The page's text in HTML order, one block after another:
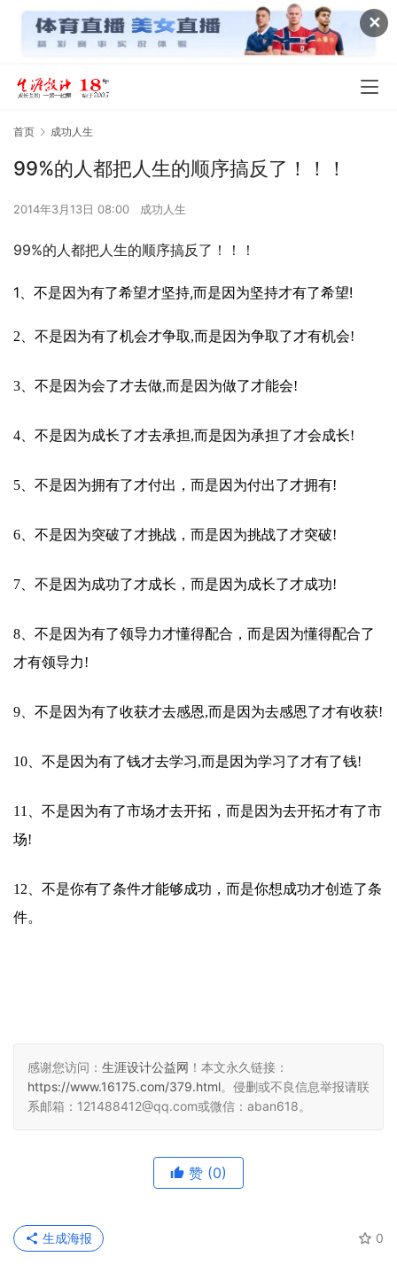
✕
首页 成功人生
99%的人都把人生的顺序搞反了！！！
2014年3月13日 08:00 成功人生
99%的人都把人生的顺序搞反了！！！
1、不是因为有了希望才坚持,而是因为坚持才有了希望!
2、不是因为有了机会才争取,而是因为争取了才有机会!
3、不是因为会了才去做,而是因为做了才能会!
4、不是因为成长了才去承担,而是因为承担了才会成长!
5、不是因为拥有了才付出，而是因为付出了才拥有!
6、不是因为突破了才挑战，而是因为挑战了才突破!
7、不是因为成功了才成长，而是因为成长了才成功!
8、不是因为有了领导力才懂得配合，而是因为懂得配合了
才有领导力!
9、不是因为有了收获才去感恩,而是因为去感恩了才有收获!
10、不是因为有了钱才去学习,而是因为学习了才有了钱!
11、不是因为有了市场才去开拓，而是因为去开拓才有了市
场!
12、不是你有了条件才能够成功，而是你想成功才创造了条
件。
感谢您访问： 生涯设计公益网 ！本文永久链接：
https://www.16175.com/379.html。侵删或不良信息举报请联
系邮箱：121488412@qq.com或微信：aban618。
赞 (0)
0
生成海报